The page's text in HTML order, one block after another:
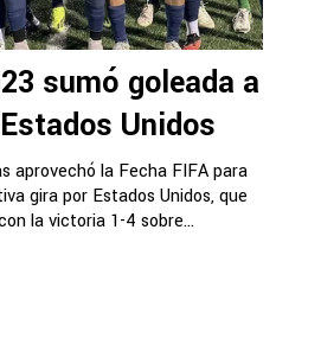
sumó goleada a
Unidos
aprovechó la Fecha FIFA para
gira por Estados Unidos, que
la victoria 1-4 sobre...